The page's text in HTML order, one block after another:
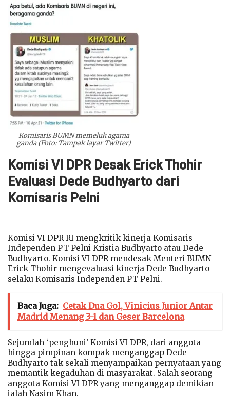
Komisaris BUMN memeluk agama
ganda (Foto: Tampak layar Twitter)
Komisi VI DPR Desak Erick Thohir
Evaluasi Dede Budhyarto dari
Komisaris Pelni
Komisi VI DPR RI mengkritik kinerja Komisaris
Independen PT Pelni Kristia Budhyarto atau Dede
Budhyarto. Komisi VI DPR mendesak Menteri BUMN
Erick Thohir mengevaluasi kinerja Dede Budhyarto
selaku Komisaris Independen PT Pelni.
Baca Juga: Cetak Dua Gol, Vinicius Junior Antar
Madrid Menang 3-1 dan Geser Barcelona
Sejumlah ‘penghuni’ Komisi VI DPR, dari anggota
hingga pimpinan kompak menganggap Dede
Budhyarto tak sekali menyampaikan pernyataan yang
memantik kegaduhan di masyarakat. Salah seorang
anggota Komisi VI DPR yang menganggap demikian
ialah Nasim Khan.